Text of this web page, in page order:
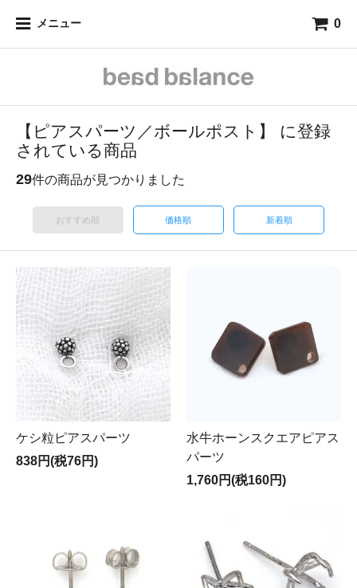
メニュー 0
【ピアスパーツ／ボールポスト】 に登録
されている商品
29件の商品が見つかりました
おすすめ順 価格順 新着順
ケシ粒ピアスパーツ
838円(税76円)
水牛ホーンスクエアピアス
パーツ
1,760円(税160円)